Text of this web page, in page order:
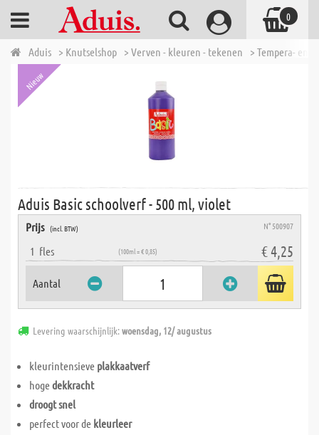
Aduis > Knutselshop > Verven - kleuren - tekenen > Tempera- en
Nieuw
Aduis Basic schoolverf - 500 ml, violet
Prijs (incl. BTW) N° 500907
1 fles (100ml = € 0,85) € 4,25
Aantal
Levering waarschijnlijk:woensdag, 12/ augustus
kleurintensieve plakkaatverf
hogedekkracht
droogt snel
perfect voor de kleurleer
0